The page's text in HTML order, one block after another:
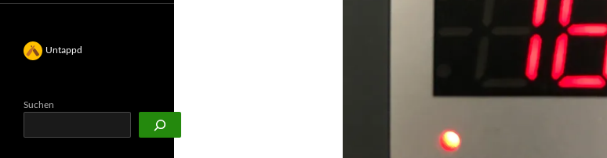
Untappd
Suchen